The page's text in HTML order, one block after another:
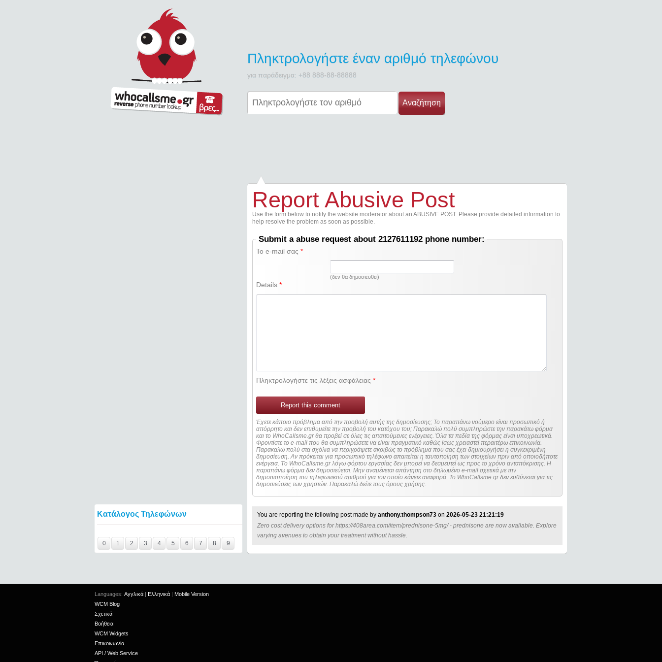
Πληκτρολογήστε έναν αριθμό τηλεφώνου
για παράδειγμα: +88 888-88-88888
Αναζήτηση
Κατάλογος Τηλεφώνων
0
1 2 3 4 5 6 7 8 9
Report Abusive Post
Use the form below to notify the website moderator about an ABUSIVE POST. Please provide detailed information to
help resolve the problem as soon as possible.
Submit a abuse request about 2127611192 phone number:
Το e-mail σας*
(δεν θα δημοσιευθεί)
Details*
Πληκτρολογήστε τις λέξεις ασφάλειας*
Report this comment
Έχετε κάποιο πρόβλημα από την προβολή αυτής της δημοσίευσης; Το παραπάνω νούμερο είναι προσωπικό ή
απόρρητο και δεν επιθυμείτε την προβολή του κατόχου του; Παρακαλώ πολύ συμπληρώστε την παρακάτω φόρμα
και το WhoCallsme.gr θα προβεί σε όλες τις απαιτούμενες ενέργειες. Όλα τα πεδία της φόρμας είναι υποχρεωτικά.
Φροντίστε το e-mail που θα συμπληρώσετε να είναι πραγματικό καθώς ίσως χρειαστεί περαιτέρω επικοινωνία.
Παρακαλώ πολύ στα σχόλια να περιγράψετε ακριβώς το πρόβλημα που σας έχει δημιουργήσει η συγκεκριμένη
δημοσίευση. Αν πρόκειται για προσωπικό τηλέφωνο απαιτείται η ταυτοποίηση των στοιχείων πριν από οποιοδήποτε
ενέργεια. Τo WhoCallsme.gr λόγω φόρτου εργασίας δεν μπορεί να δεσμευτεί ως προς το χρόνο ανταπόκρισης. Η
παραπάνω φόρμα δεν δημοσιεύεται. Μην αναμένεται απάντηση στο δηλωμένο e-mail σχετικά με την
δημοσιοποίηση του τηλεφωνικού αριθμού για τον οποίο κάνετε αναφορά. Το WhoCallsme.gr δεν ευθύνεται για τις
δημοσιεύσεις των χρηστών. Παρακαλώ δείτε τους όρους χρήσης.
You are reporting the following post made by anthony.thompson73 on 2026-05-23 21:21:19
Zero cost delivery options for https://408area.com/item/prednisone-5mg/ - prednisone are now available. Explore
varying avenues to obtain your treatment without hassle.
Languages: Αγγλικά | Ελληνικά | Mobile Version
WCM Blog
Σχετικά
Βοήθεια
WCM Widgets
Επικοινωνία
API / Web Service